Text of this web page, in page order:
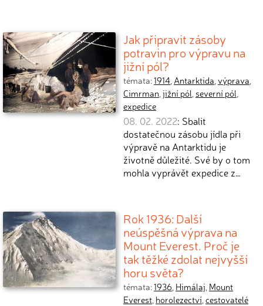
Jak připravit zásoby
potravin pro výpravu na
jižní pól?
témata:1914,Antarktida,výprava,
Cimrman,jižní pól, severní pól,
expedice
08. 02. 2022: Sbalit
dostatečnou zásobu jídla při
výpravě na Antarktidu je
životně důležité. Své by o tom
mohla vyprávět expedice z…
Rok 1936: Další
neúspěšná výprava na
Mount Everest. Proč je
tak těžké zdolat nejvyšší
horu světa?
témata:1936, Himálaj, Mount
Everest, horolezectví,cestovatelé